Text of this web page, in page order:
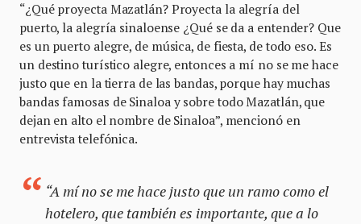
“¿Qué proyecta Mazatlán? Proyecta la alegría del
puerto, la alegría sinaloense ¿Qué se da a entender? Que
es un puerto alegre, de música, de fiesta, de todo eso. Es
un destino turístico alegre, entonces a mí no se me hace
justo que en la tierra de las bandas, porque hay muchas
bandas famosas de Sinaloa y sobre todo Mazatlán, que
dejan en alto el nombre de Sinaloa”, mencionó en
entrevista telefónica.
“A mí no se me hace justo que un ramo como el
hotelero, que también es importante, que a lo